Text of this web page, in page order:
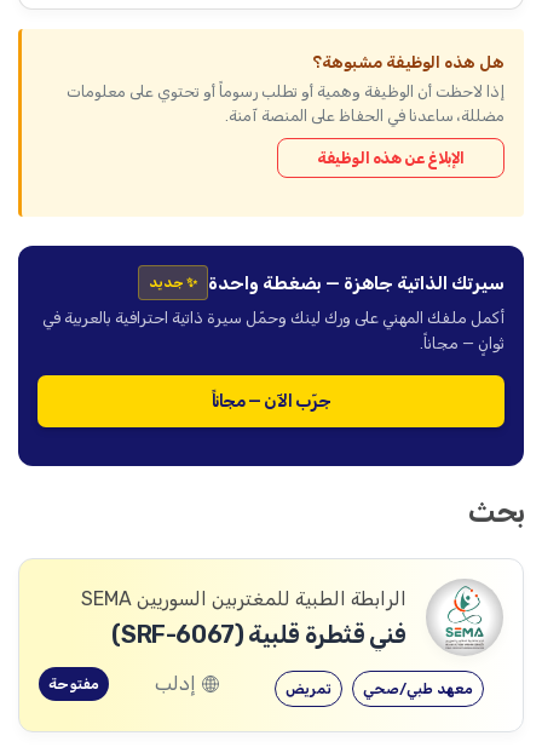
هل هذه الوظيفة مشبوهة؟
إذا لاحظت أن الوظيفة وهمية أو تطلب رسوماً أو تحتوي على معلومات
مضللة، ساعدنا في الحفاظ على المنصة آمنة.
الإبلاغ عن هذه الوظيفة
سيرتك الذاتية جاهزة — بضغطة واحدة ✨ جديد
أكمل ملفك المهني على ورك لينك وحمّل سيرة ذاتية احترافية بالعربية في
ثوانٍ — مجاناً.
جرّب الآن — مجاناً
بحث
الرابطة الطبية للمغتربين السوريين SEMA
فني قثطرة قلبية (SRF-6067)
تمريض معهد طبي/صحي إدلب مفتوحة